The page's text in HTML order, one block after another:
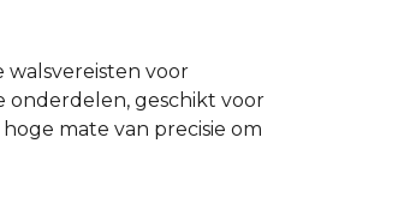
voor
onderdelen, geschikt voor
mate van precisie om